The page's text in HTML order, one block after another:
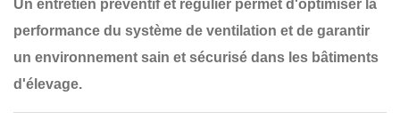
Un entretien préventif et régulier permet d'optimiser la
performance du système de ventilation et de garantir
un environnement sain et sécurisé dans les bâtiments
d'élevage.